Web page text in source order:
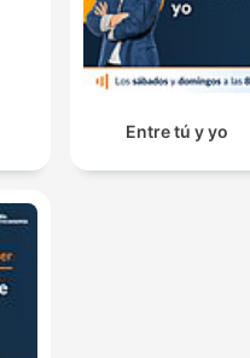
Entre tú y yo